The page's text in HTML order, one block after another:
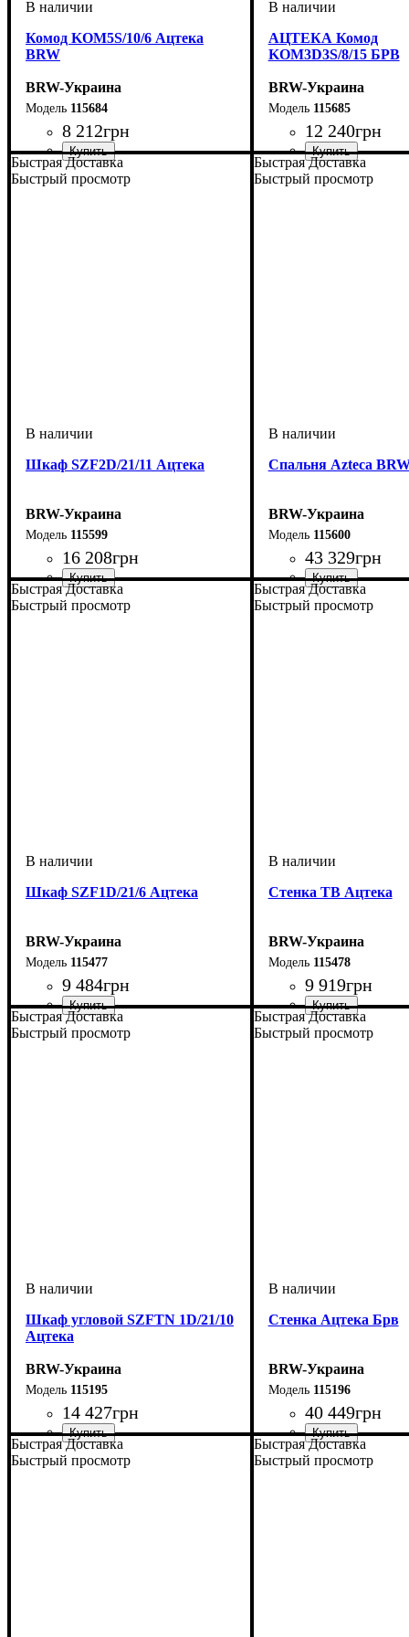
Комод KOM5S/10/6 Ацтека
BRW
BRW-Украина
115684
8 212грн
ширина, мм: 600
высота, мм: 1040
глубина, мм: 410
АЦТЕКА Комод
KOM3D3S/8/15 БРВ
BRW-Украина
115685
12 240грн
ширина, мм: 1500
высота, мм: 840
глубина, мм: 410
Быстрая Доставка
Быстрый просмотр
Шкаф SZF2D/21/11 Ацтека
BRW-Украина
115599
16 208грн
ширина, мм: 1050
высота, мм: 2100
глубина, мм: 600
Быстрая Доставка
Быстрый просмотр
Спальня Azteca
BRW-Украина
115600
43 329грн
Быстрая Доставка
Быстрый просмотр
Шкаф SZF1D/21/6 Ацтека
BRW-Украина
115477
9 484грн
ширина, мм: 600
высота, мм: 2100
глубина, мм: 410
Быстрая Доставка
Быстрый просмотр
Стенка ТВ Ацтека
BRW-Украина
115478
9 919грн
ширина, мм: 1500
высота, мм: 430
глубина, мм: 470
Быстрая Доставка
Быстрый просмотр
Шкаф угловой SZFТN 1D/21/10
Ацтека
BRW-Украина
115195
14 427грн
ширина, мм: 840,5
высота, мм: 2100
глубина, мм: 840,5
Быстрая Доставка
Быстрый просмотр
Стенка Ацтека Брв
BRW-Украина
115196
40 449грн
Быстрая Доставка
Быстрый просмотр
Быстрая Доставка
Быстрый просмотр